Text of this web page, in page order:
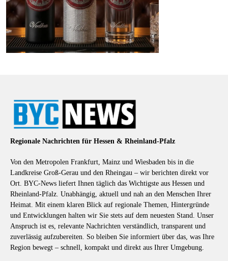
Regionale Nachrichten für Hessen & Rheinland-Pfalz
Von den Metropolen Frankfurt, Mainz und Wiesbaden bis in die
Landkreise Groß-Gerau und den Rheingau – wir berichten direkt vor
Ort. BYC-News liefert Ihnen täglich das Wichtigste aus Hessen und
Rheinland-Pfalz. Unabhängig, aktuell und nah an den Menschen Ihrer
Heimat. Mit einem klaren Blick auf regionale Themen, Hintergründe
und Entwicklungen halten wir Sie stets auf dem neuesten Stand. Unser
Anspruch ist es, relevante Nachrichten verständlich, transparent und
zuverlässig aufzubereiten. So bleiben Sie informiert über das, was Ihre
Region bewegt – schnell, kompakt und direkt aus Ihrer Umgebung.